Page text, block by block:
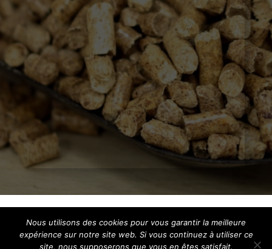
Plan du Site
Création Site Internet Puy en Velay | WEBILIKO |
Nous utilisons des cookies pour vous garantir la meilleure
expérience sur notre site web. Si vous continuez à utiliser ce
site, nous supposerons que vous en êtes satisfait.